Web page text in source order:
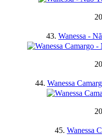
43. Wanessa -
44. Wanessa
45. Wanessa